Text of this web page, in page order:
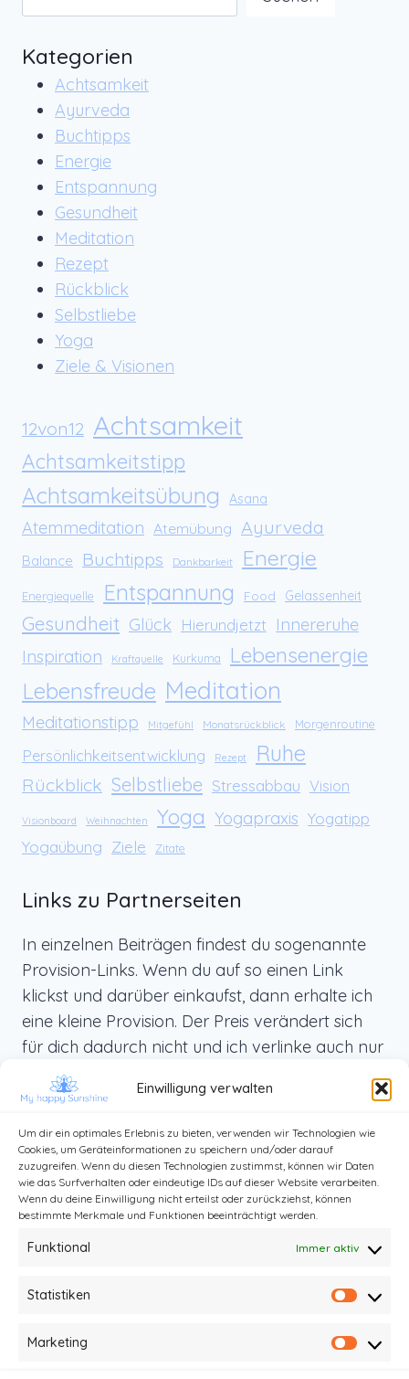
Einwilligung verwalten
Um dir ein optimales Erlebnis zu bieten, verwenden wir Technologien wie
Cookies, um Geräteinformationen zu speichern und/oder darauf
zuzugreifen. Wenn du diesen Technologien zustimmst, können wir Daten
wie das Surfverhalten oder eindeutige IDs auf dieser Website verarbeiten.
Wenn du deine Einwilligung nicht erteilst oder zurückziehst, können
bestimmte Merkmale und Funktionen beeinträchtigt werden.
Funktional Immer aktiv
Statistiken
Marketing
NEUES
Kategorien
Achtsamkeit
Ayurveda
Buchtipps
Energie
Entspannung
Gesundheit
Meditation
Rezept
Rückblick
Selbstliebe
Yoga
Ziele & Visionen
12von12 Achtsamkeit
Achtsamkeitstipp
Achtsamkeitsübung Asana
Atemmeditation Atemübung Ayurveda
Balance Buchtipps Dankbarkeit Energie
Energiequelle Entspannung Food Gelassenheit
Gesundheit Glück Hierundjetzt
Innereruhe
Inspiration
Kraftquelle Kurkuma Lebensenergie
Lebensfreude Meditation
Meditationstipp Mitgefühl Monatsrückblick Morgenroutine
Persönlichkeitsentwicklung Rezept Ruhe
Rückblick Selbstliebe Stressabbau Vision
Visionboard Weihnachten Yoga Yogapraxis Yogatipp
Yogaübung Ziele Zitate
Links zu Partnerseiten
In einzelnen Beiträgen findest du sogenannte
Provision-Links. Wenn du auf so einen Link
klickst und darüber einkaufst, dann erhalte ich
eine kleine Provision. Der Preis verändert sich
für dich dadurch nicht und ich verlinke auch nur
Produkte, die ich selbst benutze und die ich dir
von ganzem Herzen weiterempfehlen kann.